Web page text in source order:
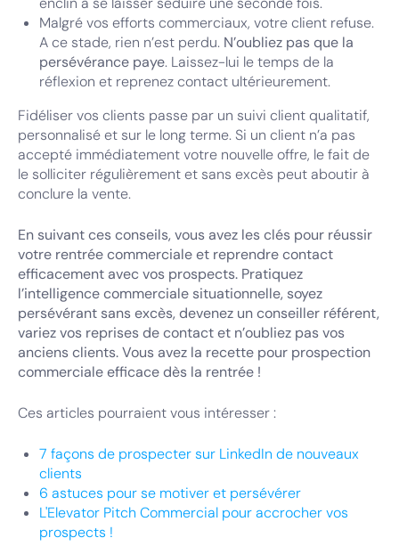
Malgré vos efforts commerciaux, votre client refuse.
A ce stade, rien n’est perdu. N’oubliez pas que la
persévérance paye. Laissez-lui le temps de la
réflexion et reprenez contact ultérieurement.
Fidéliser vos clients passe par un suivi client qualitatif,
personnalisé et sur le long terme. Si un client n’a pas
accepté immédiatement votre nouvelle offre, le fait de
le solliciter régulièrement et sans excès peut aboutir à
conclure la vente.
En suivant ces conseils, vous avez les clés pour réussir
votre rentrée commerciale et reprendre contact
efficacement avec vos prospects. Pratiquez
l’intelligence commerciale situationnelle, soyez
persévérant sans excès, devenez un conseiller référent,
variez vos reprises de contact et n’oubliez pas vos
anciens clients. Vous avez la recette pour prospection
commerciale efficace dès la rentrée !
Ces articles pourraient vous intéresser :
7 façons de prospecter sur LinkedIn de nouveaux
clients
6 astuces pour se motiver et persévérer
L'Elevator Pitch Commercial pour accrocher vos
prospects !